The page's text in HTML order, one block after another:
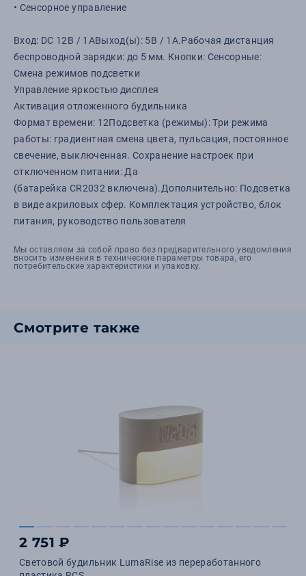
• Сенсорное управление
Вход: DC 12В / 1АВыход(ы): 5В / 1А.Рабочая дистанция
беспроводной зарядки: до 5 мм. Кнопки: Сенсорные:
Смена режимов подсветки
Управление яркостью дисплея
Активация отложенного будильника
Формат времени: 12Подсветка (режимы): Три режима
работы: градиентная смена цвета, пульсация, постоянное
свечение, выключенная. Сохранение настроек при
отключенном питании: Да
(батарейка CR2032 включена).Дополнительно: Подсветка
в виде акриловых сфер. Комплектация устройство, блок
питания, руководство пользователя
Мы оставляем за собой право без предварительного уведомления
вносить изменения в технические параметры товара, его
потребительские характеристики и упаковку.
Смотрите также
2 751 ₽
Световой будильник LumaRise из переработанного